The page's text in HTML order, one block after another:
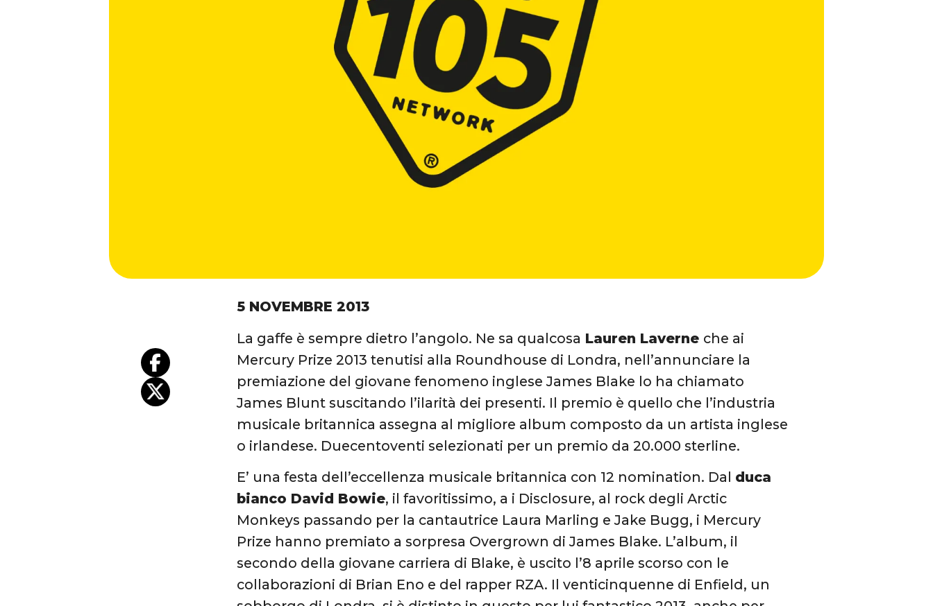
5 NOVEMBRE 2013
La gaffe è sempre dietro l’angolo. Ne sa qualcosa Lauren Laverne che ai
Mercury Prize 2013 tenutisi alla Roundhouse di Londra, nell’annunciare la
premiazione del giovane fenomeno inglese James Blake lo ha chiamato
James Blunt suscitando l’ilarità dei presenti. Il premio è quello che l’industria
musicale britannica assegna al migliore album composto da un artista inglese
o irlandese. Duecentoventi selezionati per un premio da 20.000 sterline.
E’ una festa dell’eccellenza musicale britannica con 12 nomination. Dal duca
bianco David Bowie, il favoritissimo, a i Disclosure, al rock degli Arctic
Monkeys passando per la cantautrice Laura Marling e Jake Bugg, i Mercury
Prize hanno premiato a sorpresa Overgrown di James Blake. L’album, il
secondo della giovane carriera di Blake, è uscito l’8 aprile scorso con le
collaborazioni di Brian Eno e del rapper RZA. Il venticinquenne di Enfield, un